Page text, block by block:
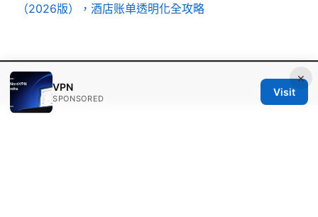
（2026版），酒店账单透明化全攻略
×
VPN
SPONSORED
Visit
© Thenygates 2026